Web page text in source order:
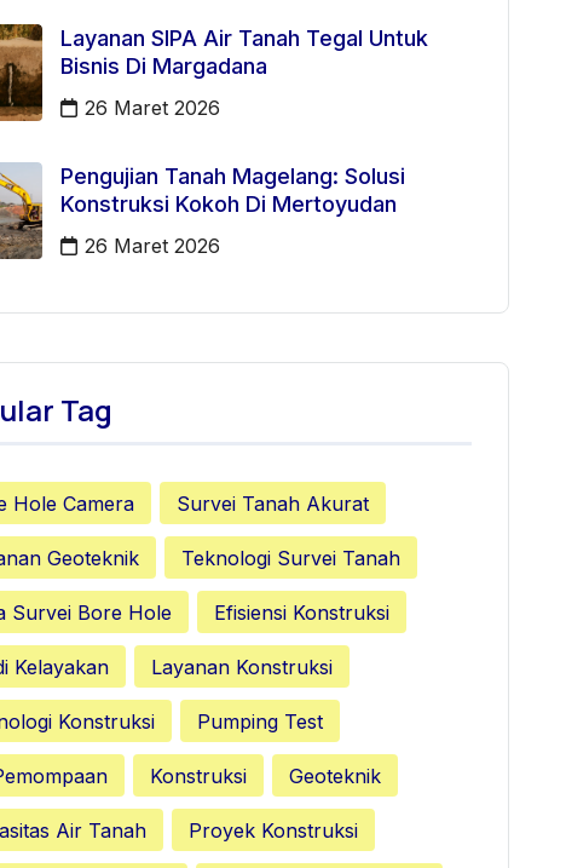
Layanan SIPA Air Tanah Tegal Untuk
Bisnis Di Margadana
26 Maret 2026
Pengujian Tanah Magelang: Solusi
Konstruksi Kokoh Di Mertoyudan
26 Maret 2026
Tag
Hole Camera Survei Tanah Akurat
Geoteknik Teknologi Survei Tanah
Survei Bore Hole Efisiensi Konstruksi
Kelayakan Layanan Konstruksi
Konstruksi Pumping Test
Konstruksi Geoteknik
Air Tanah Proyek Konstruksi